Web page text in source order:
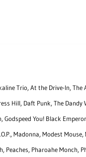
Trio, At the Drive-In, The
Hill, Daft Punk, The
You! Black
Madonna, Modest
Peaches, Pharoahe Monch,